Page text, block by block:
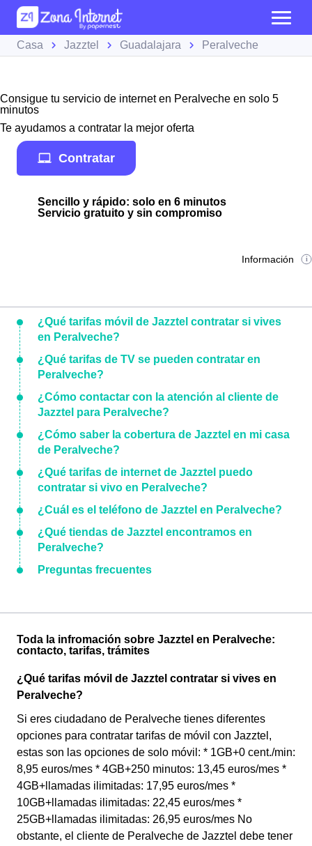
Casa Jazztel Guadalajara Peralveche
Consigue tu servicio de internet en Peralveche en solo 5
minutos
Te ayudamos a contratar la mejor oferta
Contratar
Sencillo y rápido: solo en 6 minutos
Servicio gratuito y sin compromiso
Información
¿Qué tarifas móvil de Jazztel contratar si vives
en Peralveche?
¿Qué tarifas de TV se pueden contratar en
Peralveche?
¿Cómo contactar con la atención al cliente de
Jazztel para Peralveche?
¿Cómo saber la cobertura de Jazztel en mi casa
de Peralveche?
¿Qué tarifas de internet de Jazztel puedo
contratar si vivo en Peralveche?
¿Cuál es el teléfono de Jazztel en Peralveche?
¿Qué tiendas de Jazztel encontramos en
Peralveche?
Preguntas frecuentes
Toda la infromación sobre Jazztel en Peralveche:
contacto, tarifas, trámites
¿Qué tarifas móvil de Jazztel contratar si vives en
Peralveche?
Si eres ciudadano de Peralveche tienes diferentes
opciones para contratar tarifas de móvil con Jazztel,
estas son las opciones de solo móvil: * 1GB+0 cent./min:
8,95 euros/mes * 4GB+250 minutos: 13,45 euros/mes *
4GB+llamadas ilimitadas: 17,95 euros/mes *
10GB+llamadas ilimitadas: 22,45 euros/mes *
25GB+llamadas ilimitadas: 26,95 euros/mes No
obstante, el cliente de Peralveche de Jazztel debe tener